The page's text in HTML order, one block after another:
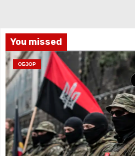
You missed
ОБЗОР